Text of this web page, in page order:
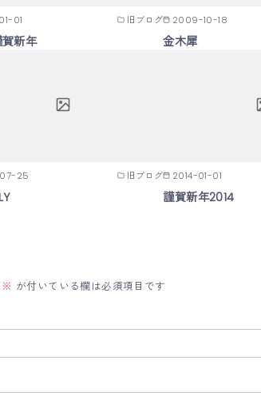
01 旧ブログ
賀新年
2009-10-18
金木犀
25 旧ブログ 2014-01-01
謹賀新年2014
※ が付いている欄は必須項目です